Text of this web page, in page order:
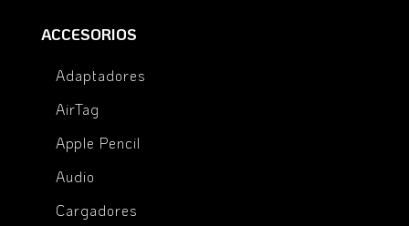
ACCESORIOS
Adaptadores
AirTag
Apple Pencil
Audio
Cargadores